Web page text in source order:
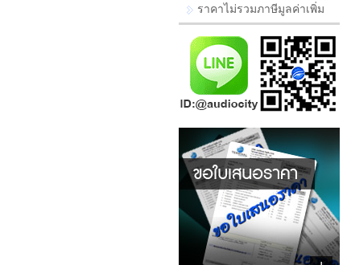
ราคาไม่รวมภาษีมูลค่าเพิ่ม